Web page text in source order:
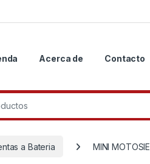
Acerca de Contacto
a Bateria MINI